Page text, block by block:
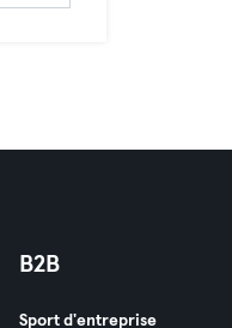
B2B
Sport d'entreprise